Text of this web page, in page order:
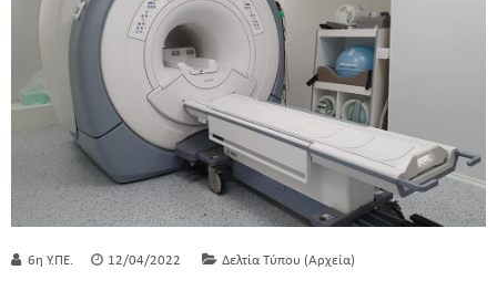
6η Υ.ΠΕ. 12/04/2022 Δελτία Τύπου (Αρχεία)